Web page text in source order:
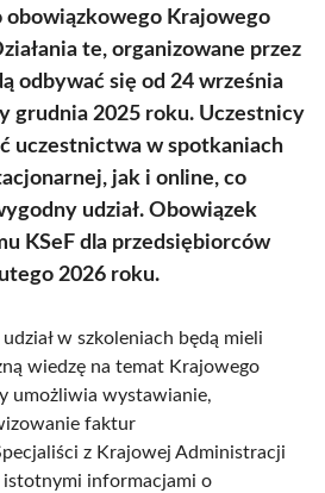
obowiązkowego Krajowego
te, organizowane przez
odbywać się od 24 września
grudnia 2025 roku. Uczestnicy
uczestnictwa w spotkaniach
jak i online, co
udział. Obowiązek
KSeF dla przedsiębiorców
2026 roku.
w szkoleniach będą mieli
wiedzę na temat Krajowego
umożliwia wystawianie,
faktur
z Krajowej Administracji
istotnymi informacjami o